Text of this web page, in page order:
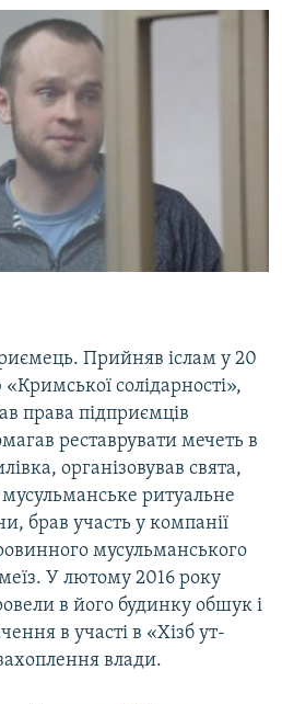
Прийняв іслам у 20
солідарності»,
права підприємців
реставрувати мечеть в
організовував свята,
ритуальне
брав участь у компанії
мусульманського
У лютому 2016 року
в його будинку обшук і
в участі в «Хізб ут-
влади.